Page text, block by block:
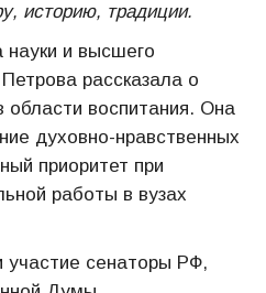
историю, традиции.
и высшего
рассказала о
области воспитания. Она
духовно-нравственных
приоритет при
работы в вузах
участие сенаторы РФ,